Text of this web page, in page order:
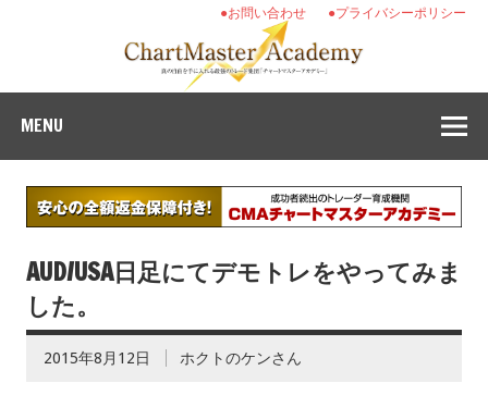
●プライバシーポリシー
●お問い合わせ
MENU
AUD/USA日足にてデモトレをやってみま
した。
2015年8月12日 ホクトのケンさん